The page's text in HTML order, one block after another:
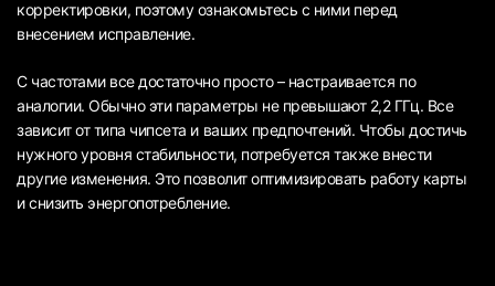
корректировки, поэтому ознакомьтесь с ними перед
внесением исправление.
С частотами все достаточно просто – настраивается по
аналогии. Обычно эти параметры не превышают 2,2 ГГц. Все
зависит от типа чипсета и ваших предпочтений. Чтобы достичь
нужного уровня стабильности, потребуется также внести
другие изменения. Это позволит оптимизировать работу карты
и снизить энергопотребление.